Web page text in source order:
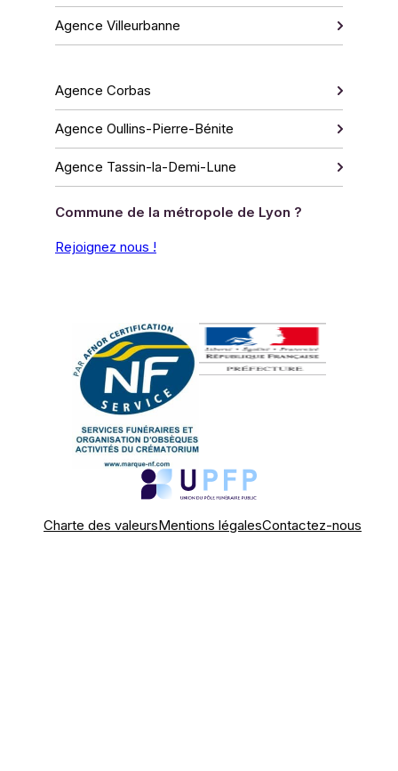
Agence Villeurbanne
Agence Corbas
Agence Oullins-Pierre-Bénite
Agence Tassin-la-Demi-Lune
Commune de la métropole de Lyon ?
Rejoignez nous !
Charte des valeursMentions légalesContactez-nous